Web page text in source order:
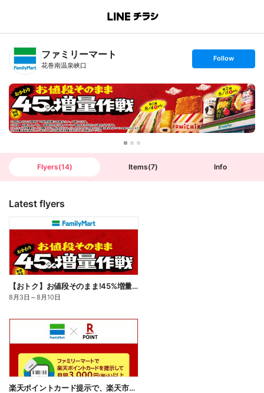
B
n
T
ファミリーマート
花巻南温泉峡口
s
t
o
l
l
o
w
Follow
Flyers(14) Items(7) Info
Latest flyers
【おトク】お値段そのまま!45%増量作戦!
8月3日 ～8月10日
楽天ポイントカード提示で、楽天市場でのお買い物がおトクに!